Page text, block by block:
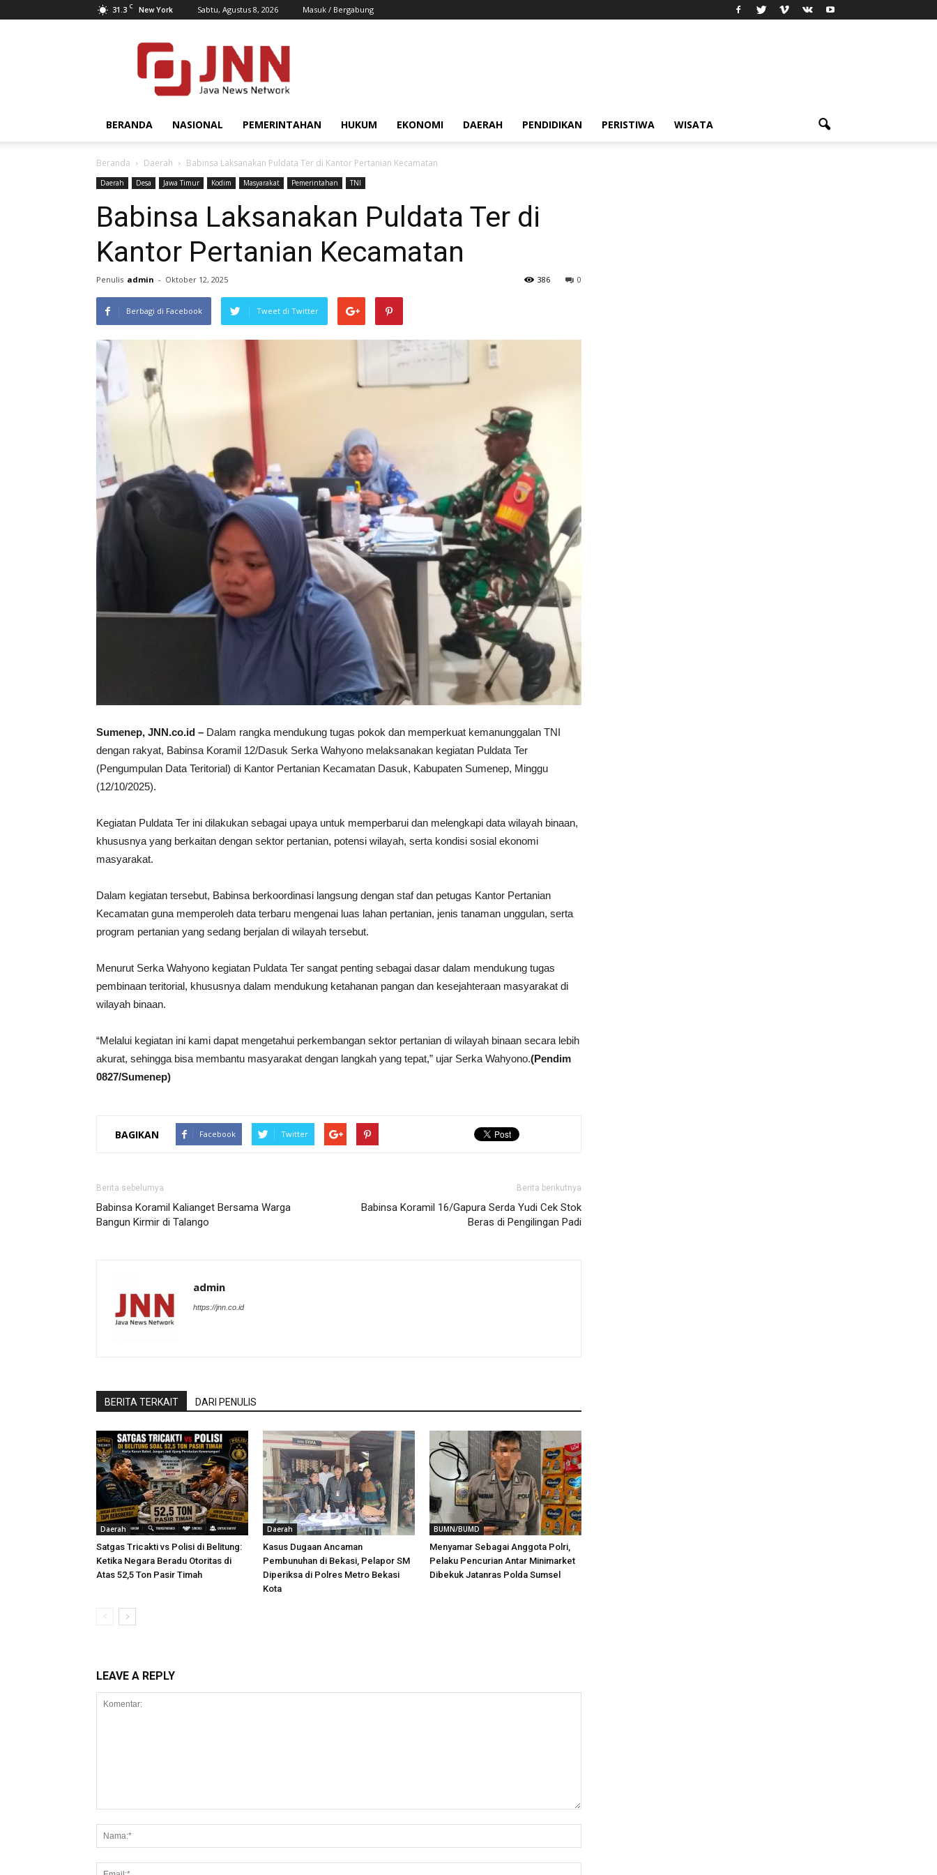
31.3 C New York Sabtu, Agustus 8, 2026 Masuk / Bergabung
JNN.co.id
BERANDA NASIONAL PEMERINTAHAN HUKUM EKONOMI DAERAH PENDIDIKAN PERISTIWA WISATA
Beranda Daerah Babinsa Laksanakan Puldata Ter di Kantor Pertanian Kecamatan
Daerah Desa Jawa Timur Kodim Masyarakat Pemerintahan TNI
Babinsa Laksanakan Puldata Ter di
Kantor Pertanian Kecamatan
Penulis admin - Oktober 12, 2025 0
386
Berbagi di Facebook Tweet di Twitter
Sumenep, JNN.co.id – Dalam rangka mendukung tugas pokok dan memperkuat kemanunggalan TNI
dengan rakyat, Babinsa Koramil 12/Dasuk Serka Wahyono melaksanakan kegiatan Puldata Ter
(Pengumpulan Data Teritorial) di Kantor Pertanian Kecamatan Dasuk, Kabupaten Sumenep, Minggu
(12/10/2025).
Kegiatan Puldata Ter ini dilakukan sebagai upaya untuk memperbarui dan melengkapi data wilayah binaan,
khususnya yang berkaitan dengan sektor pertanian, potensi wilayah, serta kondisi sosial ekonomi
masyarakat.
Dalam kegiatan tersebut, Babinsa berkoordinasi langsung dengan staf dan petugas Kantor Pertanian
Kecamatan guna memperoleh data terbaru mengenai luas lahan pertanian, jenis tanaman unggulan, serta
program pertanian yang sedang berjalan di wilayah tersebut.
Menurut Serka Wahyono kegiatan Puldata Ter sangat penting sebagai dasar dalam mendukung tugas
pembinaan teritorial, khususnya dalam mendukung ketahanan pangan dan kesejahteraan masyarakat di
wilayah binaan.
“Melalui kegiatan ini kami dapat mengetahui perkembangan sektor pertanian di wilayah binaan secara lebih
akurat, sehingga bisa membantu masyarakat dengan langkah yang tepat,” ujar Serka Wahyono.(Pendim
0827/Sumenep)
BAGIKAN Facebook Twitter
Berita sebelumya
Babinsa Koramil Kalianget Bersama Warga
Bangun Kirmir di Talango
Berita berikutnya
Babinsa Koramil 16/Gapura Serda Yudi Cek Stok
Beras di Pengilingan Padi
admin
https://jnn.co.id
BERITA TERKAIT DARI PENULIS
Daerah
Satgas Tricakti vs Polisi di Belitung:
Ketika Negara Beradu Otoritas di
Atas 52,5 Ton Pasir Timah
Daerah
Kasus Dugaan Ancaman
Pembunuhan di Bekasi, Pelapor SM
Diperiksa di Polres Metro Bekasi
Kota
BUMN/BUMD
Menyamar Sebagai Anggota Polri,
Pelaku Pencurian Antar Minimarket
Dibekuk Jatanras Polda Sumsel
LEAVE A REPLY